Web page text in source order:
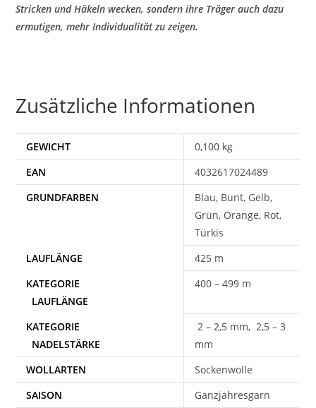
Stricken und Häkeln wecken, sondern ihre Träger auch dazu
ermutigen, mehr Individualität zu zeigen.
Zusätzliche Informationen
GEWICHT
0,100 kg
EAN
4032617024489
Blau, Bunt, Gelb,
Grün, Orange, Rot,
Türkis
425 m
400 – 499 m
2 – 2,5 mm, 2,5 – 3
mm
WOLLARTEN
Sockenwolle
SAISON
Ganzjahresgarn